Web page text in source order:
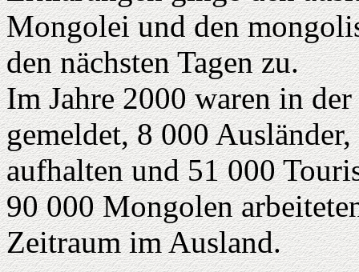
Mongolei und den
den nächsten Tagen zu.
Im Jahre 2000 waren in
gemeldet, 8 000
aufhalten und 51 000
90 000 Mongolen
Zeitraum im Ausland.